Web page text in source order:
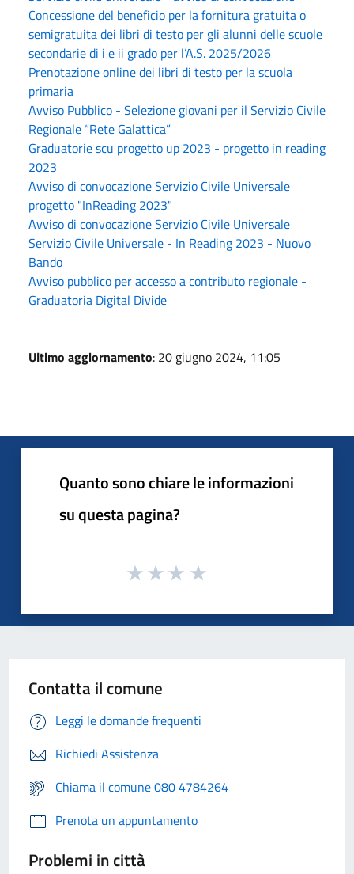
Concessione del beneficio per la fornitura gratuita o
semigratuita dei libri di testo per gli alunni delle scuole
secondarie di i e ii grado per l’A.S. 2025/2026
Prenotazione online dei libri di testo per la scuola
primaria
Avviso Pubblico - Selezione giovani per il Servizio Civile
Regionale “Rete Galattica”
Graduatorie scu progetto up 2023 - progetto in reading
2023
Avviso di convocazione Servizio Civile Universale
progetto "InReading 2023"
Avviso di convocazione Servizio Civile Universale
Servizio Civile Universale - In Reading 2023 - Nuovo
Bando
Avviso pubblico per accesso a contributo regionale -
Graduatoria Digital Divide
Ultimo aggiornamento: 20 giugno 2024, 11:05
Quanto sono chiare le informazioni
su questa pagina?
Contatta il comune
Leggi le domande frequenti
Richiedi Assistenza
Chiama il comune 080 4784264
Prenota un appuntamento
Problemi in città